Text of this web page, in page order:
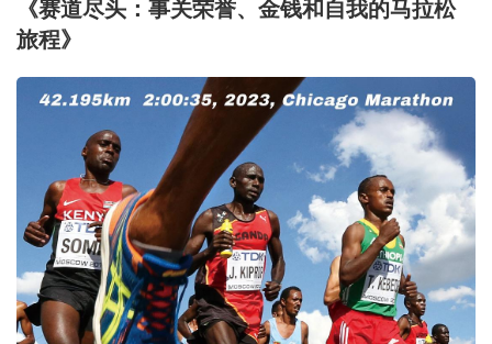
《赛道尽头：事关荣誉、金钱和自我的马拉松
旅程》